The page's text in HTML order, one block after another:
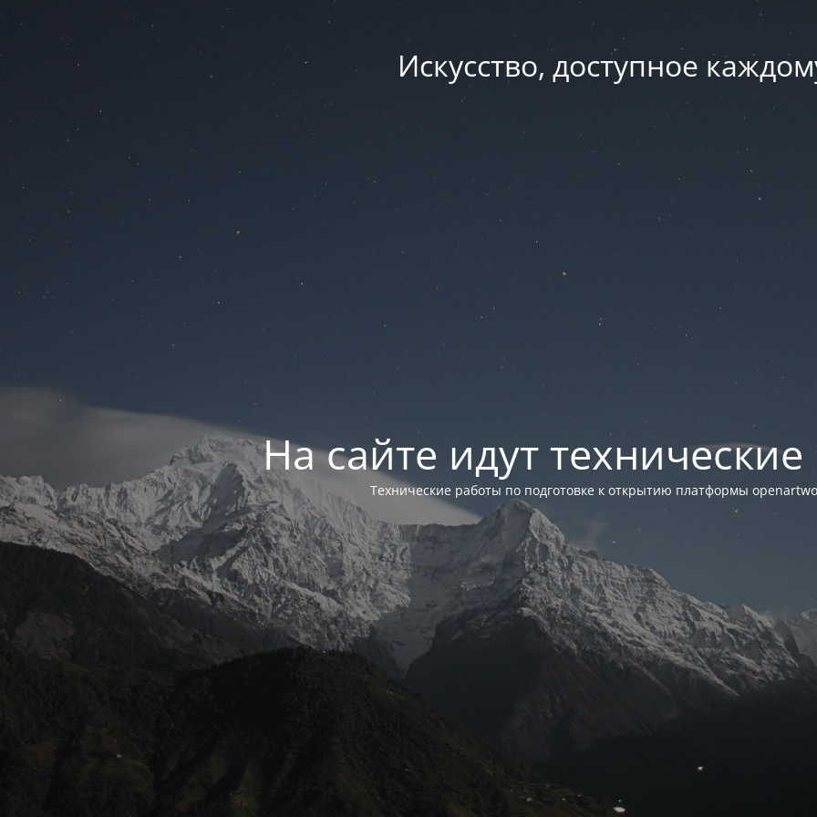
Искусство, доступное
На сайте идут
Технические работы по подготовке к открытию платформы